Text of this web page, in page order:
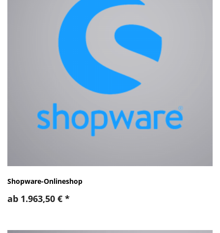
Shopware-Onlineshop
ab 1.963,50 € *